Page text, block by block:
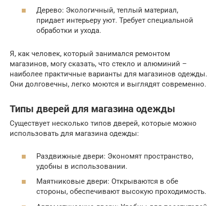
Дерево: Экологичный, теплый материал,
придает интерьеру уют. Требует специальной
обработки и ухода.
Я, как человек, который занимался ремонтом
магазинов, могу сказать, что стекло и алюминий –
наиболее практичные варианты для магазинов одежды.
Они долговечны, легко моются и выглядят современно.
Типы дверей для магазина одежды
Существует несколько типов дверей, которые можно
использовать для магазина одежды:
Раздвижные двери: Экономят пространство,
удобны в использовании.
Маятниковые двери: Открываются в обе
стороны, обеспечивают высокую проходимость.